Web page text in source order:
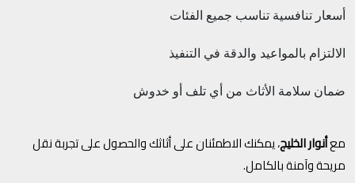
أسعار تنافسية تناسب جميع الفئات
الالتزام بالمواعيد والدقة في التنفيذ
ضمان سلامة الأثاث من أي تلف أو خدوش
معأنوار الخليج، يمكنك الاطمئنان على أثاثك والحصول على تجربة نقل
مريحة وآمنة بالكامل.